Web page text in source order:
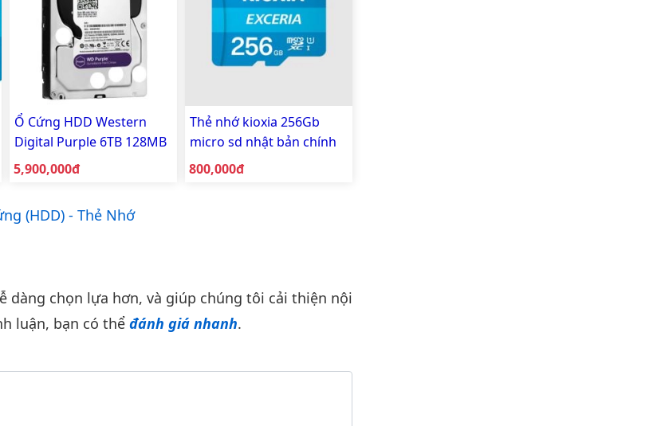
Ổ Cứng HDD Western
Digital Purple 6TB 128MB
Cache 3.5 Inch SATAIII
Giá bán:
5,900,000đ
Thẻ nhớ kioxia 256Gb
micro sd nhật bản chính
hãng TOSHIBA
Giá bán:
800,000đ
(HDD) - Thẻ Nhớ
dàng chọn lựa hơn, và giúp chúng tôi cải thiện nội
luận, bạn có thể đánh giá nhanh.